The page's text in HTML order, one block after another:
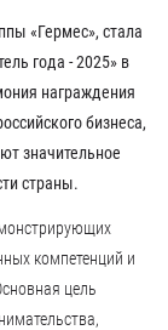
«Гермес», стала
года - 2025» в
награждения
бизнеса,
значительное
страны.
компетенций и
цель